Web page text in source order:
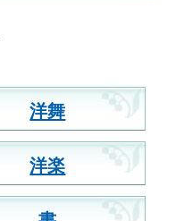
洋舞
洋楽